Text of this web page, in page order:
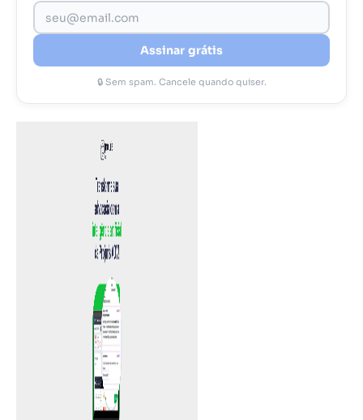
Assinar grátis
🔒 Sem spam. Cancele quando quiser.